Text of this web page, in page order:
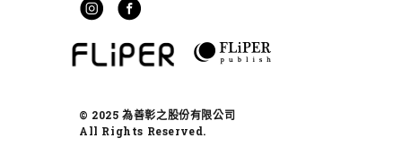
© 2025 為善彰之股份有限公司
All Rights Reserved.